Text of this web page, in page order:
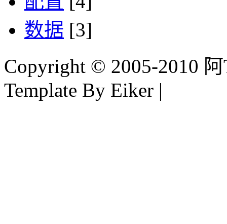
数据 [3]
Copyright © 2005-2010
Template By Eiker |